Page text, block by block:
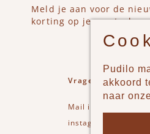
Meld je aan voor de
korting op je
Vragen of
Mail info@pudilo.nl
instagram
Pudilo
akkoord
naar